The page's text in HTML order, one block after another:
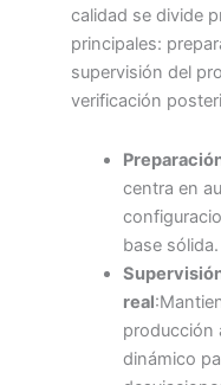
calidad se divide
principales:
supervisión del
verificación
centra en
base sólida.
real
producción
dinámico